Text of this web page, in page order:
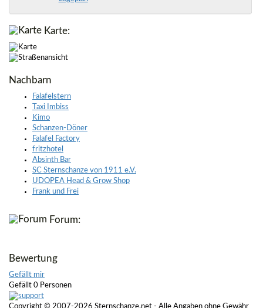
Karte:
Nachbarn
Falafelstern
Taxi Imbiss
Kimo
Schanzen-Döner
Falafel Factory
fritzhotel
Absinth Bar
SC Sternschanze von 1911 e.V.
UDOPEA Head & Grow Shop
Frank und Frei
Forum:
Bewertung
Gefällt mir
Gefällt 0 Personen